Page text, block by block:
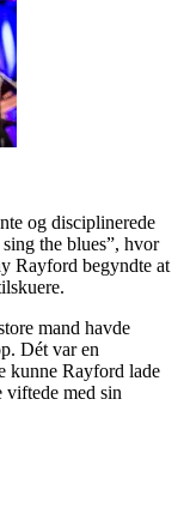
og disciplinerede
the blues”, hvor
Rayford begyndte at
mand havde
Dét var en
kunne Rayford lade
viftede med sin